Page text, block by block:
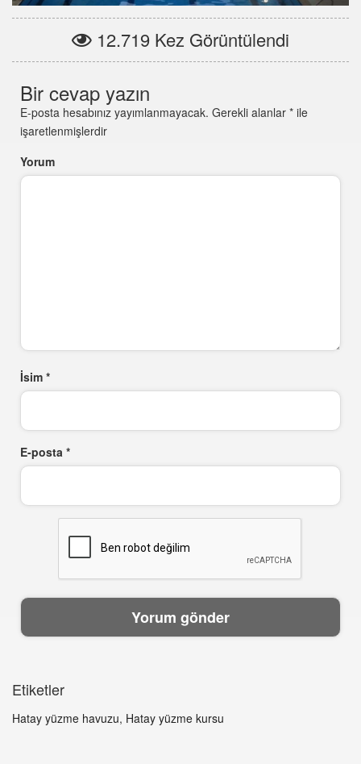
12.719 Kez Görüntülendi
Bir cevap yazın
E-posta hesabınız yayımlanmayacak. Gerekli alanlar * ile
işaretlenmişlerdir
Yorum
İsim *
E-posta *
Etiketler
Hatay yüzme havuzu, Hatay yüzme kursu